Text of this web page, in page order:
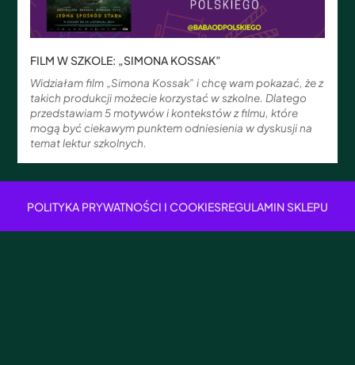
FILM W SZKOLE: „SIMONA KOSSAK”
Widziałam film „Simona Kossak” i chcę wam pokazać, że z
takich produkcji możecie korzystać w szkolne. Dlatego
przedstawiam 5 motywów i kontekstów z filmu, które
mogą być ciekawym punktem odniesienia w dyskusji na
temat lektur szkolnych.
POLITYKA PRYWATNOŚCI I COOKIESREGULAMIN SKLEPU